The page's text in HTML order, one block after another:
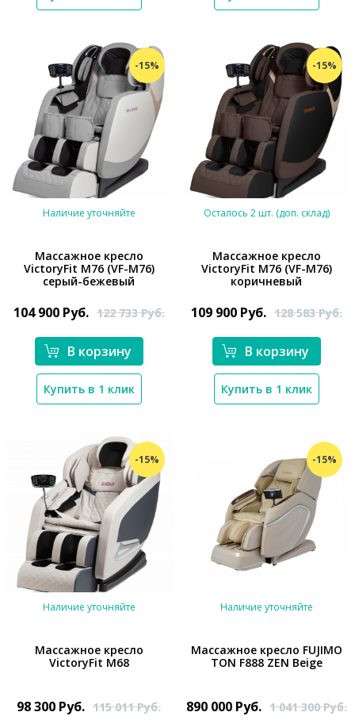
*}
-15%
*}
Наличие уточняйте
Массажное кресло
VictoryFit M76 (VF-M76)
серый-бежевый
104 900 Руб. 122 733Руб.
В корзину
Купить в 1 клик
-15%
*}
Осталось 2 шт. (доп. склад)
Массажное кресло
VictoryFit M76 (VF-M76)
коричневый
109 900 Руб. 128 583Руб.
В корзину
Купить в 1 клик
-15%
Наличие уточняйте
Массажное кресло
VictoryFit M68
98 300 Руб. 115 011Руб.
-15%
*}
Наличие уточняйте
Массажное кресло FUJIMO
TON F888 ZEN Beige
890 000 Руб. 1 041 300Руб.